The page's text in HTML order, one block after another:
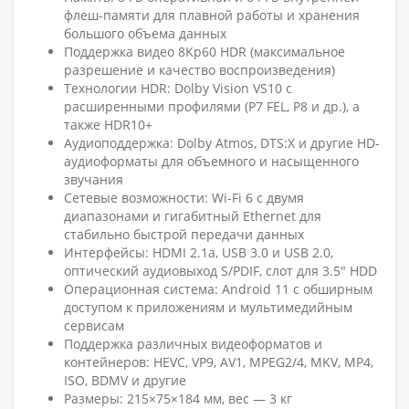
флеш-памяти для плавной работы и хранения
большого объема данных
Поддержка видео 8Kp60 HDR (максимальное
разрешение и качество воспроизведения)
Технологии HDR: Dolby Vision VS10 с
расширенными профилями (P7 FEL, P8 и др.), а
также HDR10+
Аудиоподдержка: Dolby Atmos, DTS:X и другие HD-
аудиоформаты для объемного и насыщенного
звучания
Сетевые возможности: Wi-Fi 6 с двумя
диапазонами и гигабитный Ethernet для
стабильно быстрой передачи данных
Интерфейсы: HDMI 2.1a, USB 3.0 и USB 2.0,
оптический аудиовыход S/PDIF, слот для 3.5" HDD
Операционная система: Android 11 с обширным
доступом к приложениям и мультимедийным
сервисам
Поддержка различных видеоформатов и
контейнеров: HEVC, VP9, AV1, MPEG2/4, MKV, MP4,
ISO, BDMV и другие
Размеры: 215×75×184 мм, вес — 3 кг